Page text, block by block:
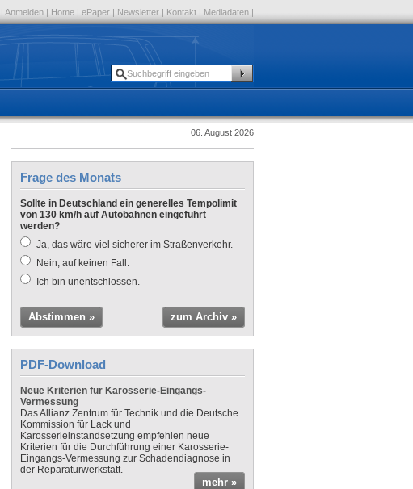
| Anmelden | Home | ePaper | Newsletter | Kontakt | Mediadaten |
06. August 2026
Frage des Monats
Sollte in Deutschland ein generelles Tempolimit
von 130 km/h auf Autobahnen eingeführt
werden?
Ja, das wäre viel sicherer im Straßenverkehr.
Nein, auf keinen Fall.
Ich bin unentschlossen.
Abstimmen » zum Archiv »
PDF-Download
Neue Kriterien für Karosserie-Eingangs-
Vermessung
Das Allianz Zentrum für Technik und die Deutsche
Kommission für Lack und
Karosserieinstandsetzung empfehlen neue
Kriterien für die Durchführung einer Karosserie-
Eingangs-Vermessung zur Schadendiagnose in
der Reparaturwerkstatt.
mehr »